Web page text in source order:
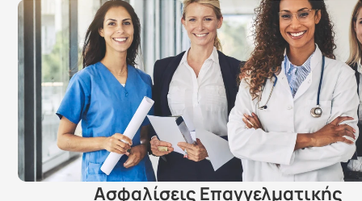
Ασφαλίσεις Επαγγελματικής